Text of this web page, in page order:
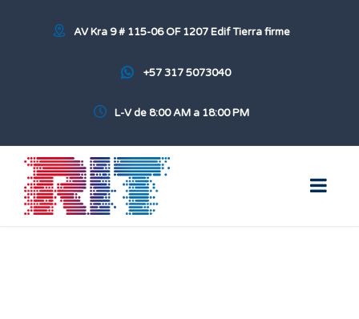
AV Kra 9 # 115-06 OF 1207 Edif Tierra firme
+57 317 5073040
L-V de 8:00 AM a 18:00 PM